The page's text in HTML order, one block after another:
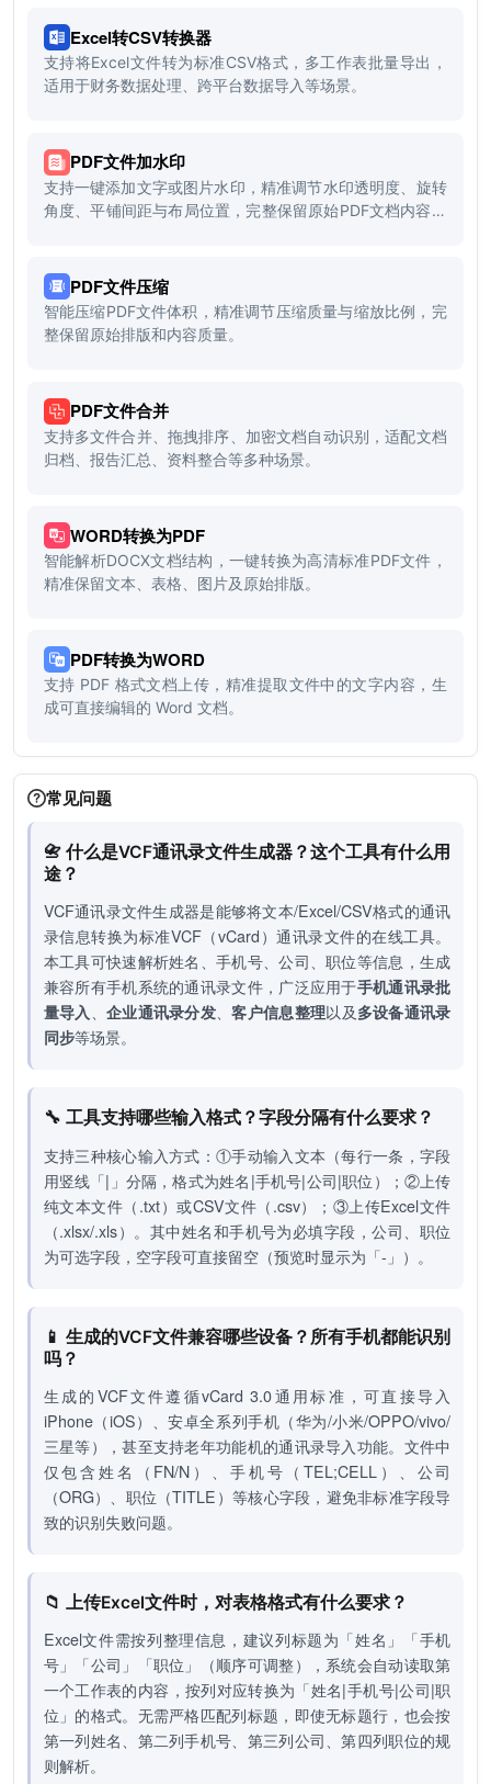
Excel转CSV转换器
支持将Excel文件转为标准CSV格式，多工作表批量导出，
适用于财务数据处理、跨平台数据导入等场景。
PDF文件加水印
支持一键添加文字或图片水印，精准调节水印透明度、旋转
角度、平铺间距与布局位置，完整保留原始PDF文档内容和
PDF文件压缩
智能压缩PDF文件体积，精准调节压缩质量与缩放比例，完
整保留原始排版和内容质量。
PDF文件合并
支持多文件合并、拖拽排序、加密文档自动识别，适配文档
归档、报告汇总、资料整合等多种场景。
WORD转换为PDF
智能解析DOCX文档结构，一键转换为高清标准PDF文件，
精准保留文本、表格、图片及原始排版。
PDF转换为WORD
支持 PDF 格式文档上传，精准提取文件中的文字内容，生
成可直接编辑的 Word 文档。
常见问题
📇 什么是VCF通讯录文件生成器？这个工具有什么用
途？
VCF通讯录文件生成器是能够将文本/Excel/CSV格式的通讯
录信息转换为标准VCF（vCard）通讯录文件的在线工具。
本工具可快速解析姓名、手机号、公司、职位等信息，生成
兼容所有手机系统的通讯录文件，广泛应用于手机通讯录批
量导入、 企业通讯录分发、客户信息整理以及多设备通讯录
同步等场景。
🔧 工具支持哪些输入格式？字段分隔有什么要求？
支持三种核心输入方式：①手动输入文本（每行一条，字段
用竖线「|」分隔，格式为姓名|手机号|公司|职位）；②上传
纯文本文件（.txt）或CSV文件（.csv）；③上传Excel文件
（.xlsx/.xls）。其中姓名和手机号为必填字段，公司、职位
为可选字段，空字段可直接留空（预览时显示为「-」）。
📱 生成的VCF文件兼容哪些设备？所有手机都能识别
吗？
生成的VCF文件遵循vCard 3.0通用标准，可直接导入
iPhone（iOS）、安卓全系列手机（华为/小米/OPPO/vivo/
三星等），甚至支持老年功能机的通讯录导入功能。文件中
仅包含姓名（FN/N）、手机号（TEL;CELL）、公司
（ORG）、职位（TITLE）等核心字段，避免非标准字段导
致的识别失败问题。
📁 上传Excel文件时，对表格格式有什么要求？
Excel文件需按列整理信息，建议列标题为「姓名」「手机
号」「公司」「职位」（顺序可调整），系统会自动读取第
一个工作表的内容，按列对应转换为「姓名|手机号|公司|职
位」的格式。无需严格匹配列标题，即使无标题行，也会按
第一列姓名、第二列手机号、第三列公司、第四列职位的规
则解析。